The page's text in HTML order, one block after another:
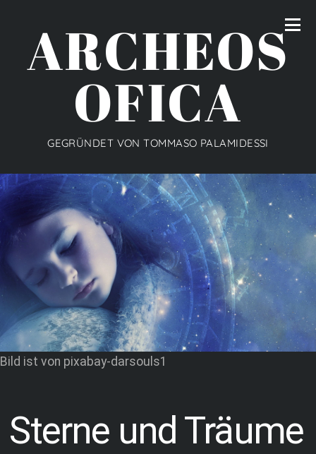
ARCHEOS
OFICA
GEGRÜNDET VON TOMMASO PALAMIDESSI
Bild ist von pixabay-darsouls1
Sterne und Träume